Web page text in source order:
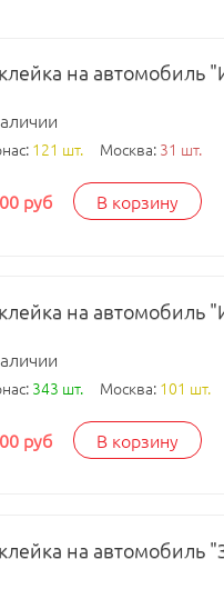
на автомобиль
121 шт. Москва: 31 шт.
руб В корзину
на автомобиль
343 шт. Москва: 101 шт.
руб В корзину
на автомобиль